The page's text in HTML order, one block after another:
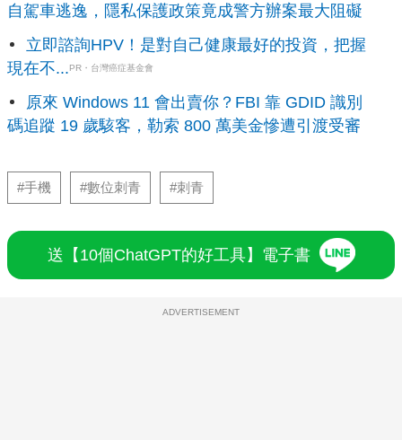
自駕車逃逸，隱私保護政策竟成警方辦案最大阻礙
立即諮詢HPV！是對自己健康最好的投資，把握
現在不...PR・台灣癌症基金會
原來 Windows 11 會出賣你？FBI 靠 GDID 識別
碼追蹤 19 歲駭客，勒索 800 萬美金慘遭引渡受審
#手機 #數位刺青 #刺青
送【10個ChatGPT的好工具】電子書
ADVERTISEMENT